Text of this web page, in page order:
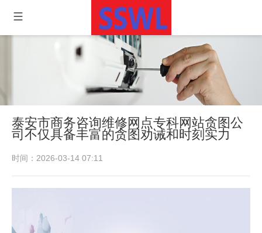
泰安市商务咨询维修网点专科网站贪图公
司不仅具备丰富的贪图劝诫和时刻实力
时间：2026-03-14 07:11